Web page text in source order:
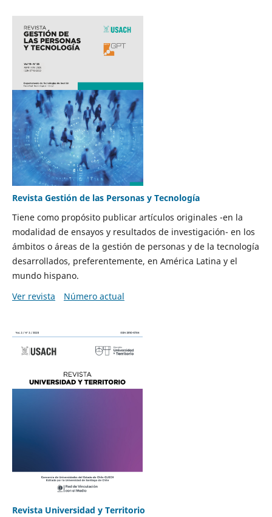
Revista Gestión de las Personas y Tecnología
Tiene como propósito publicar artículos originales -en la
modalidad de ensayos y resultados de investigación- en los
ámbitos o áreas de la gestión de personas y de la tecnología
desarrollados, preferentemente, en América Latina y el
mundo hispano.
Ver revista
Número actual
Revista Universidad y Territorio